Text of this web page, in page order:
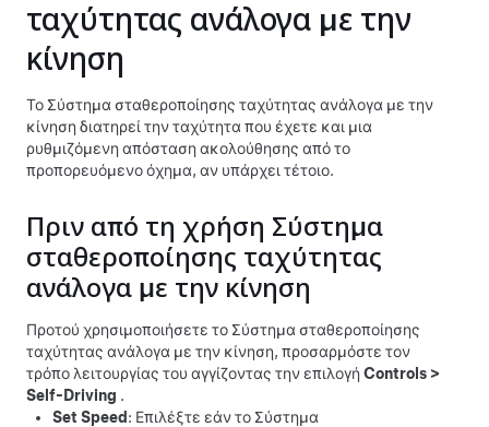
ταχύτητας ανάλογα με την
κίνηση
Το Σύστημα σταθεροποίησης ταχύτητας ανάλογα με την
κίνηση διατηρεί την ταχύτητα που έχετε και μια
ρυθμιζόμενη απόσταση ακολούθησης από το
προπορευόμενο όχημα, αν υπάρχει τέτοιο.
Πριν από τη χρήση Σύστημα
σταθεροποίησης ταχύτητας
ανάλογα με την κίνηση
Προτού χρησιμοποιήσετε το Σύστημα σταθεροποίησης
ταχύτητας ανάλογα με την κίνηση, προσαρμόστε τον
τρόπο λειτουργίας του αγγίζοντας την επιλογή Controls >
Self-Driving .
Set Speed : Επιλέξτε εάν το Σύστημα